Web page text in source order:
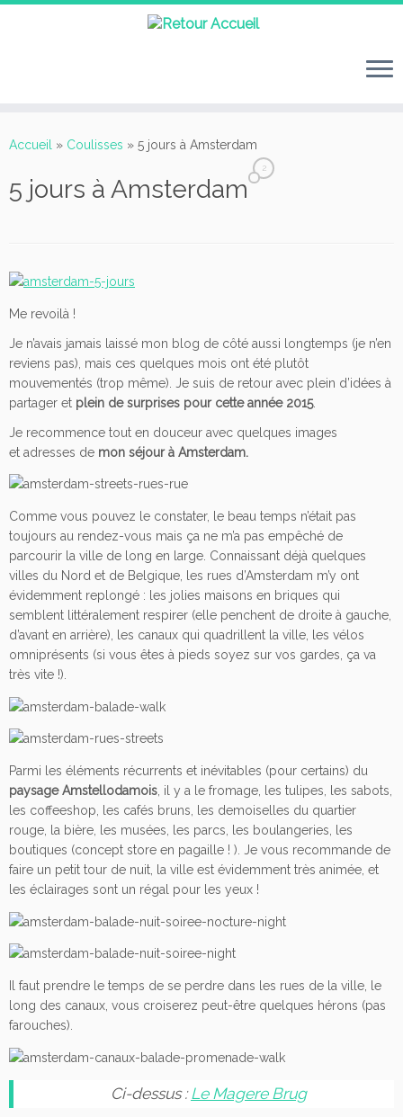
auAccueil » Coulisses » 5 jours à Amsterdam
5 jours à Amsterdam
2
Me revoilà !
Je n’avais jamais laissé mon blog de côté aussi longtemps (je n’en
reviens pas), mais ces quelques mois ont été plutôt
mouvementés (trop même). Je suis de retour avec plein d’idées à
partager et plein de surprises pour cette année 2015.
Je recommence tout en douceur avec quelques images
et adresses de mon séjour à Amsterdam.
Comme vous pouvez le constater, le beau temps n’était pas
toujours au rendez-vous mais ça ne m’a pas empêché de
parcourir la ville de long en large. Connaissant déjà quelques
villes du Nord et de Belgique, les rues d’Amsterdam m’y ont
évidemment replongé : les jolies maisons en briques qui
semblent littéralement respirer (elle penchent de droite à gauche,
d’avant en arrière), les canaux qui quadrillent la ville, les vélos
omniprésents (si vous êtes à pieds soyez sur vos gardes, ça va
très vite !).
Parmi les éléments récurrents et inévitables (pour certains) du
paysage Amstellodamois , il y a le fromage, les tulipes, les sabots,
les coffeeshop, les cafés bruns, les demoiselles du quartier
rouge, la bière, les musées, les parcs, les boulangeries, les
boutiques (concept store en pagaille ! ). Je vous recommande de
faire un petit tour de nuit, la ville est évidemment très animée, et
les éclairages sont un régal pour les yeux !
Il faut prendre le temps de se perdre dans les rues de la ville, le
long des canaux, vous croiserez peut-être quelques hérons (pas
farouches).
Ci-dessus : Le Magere Brug